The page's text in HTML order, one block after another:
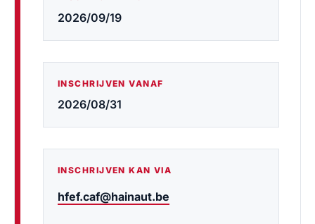
2026/09/19
INSCHRIJVEN VANAF
2026/08/31
INSCHRIJVEN KAN VIA
hfef.caf@hainaut.be